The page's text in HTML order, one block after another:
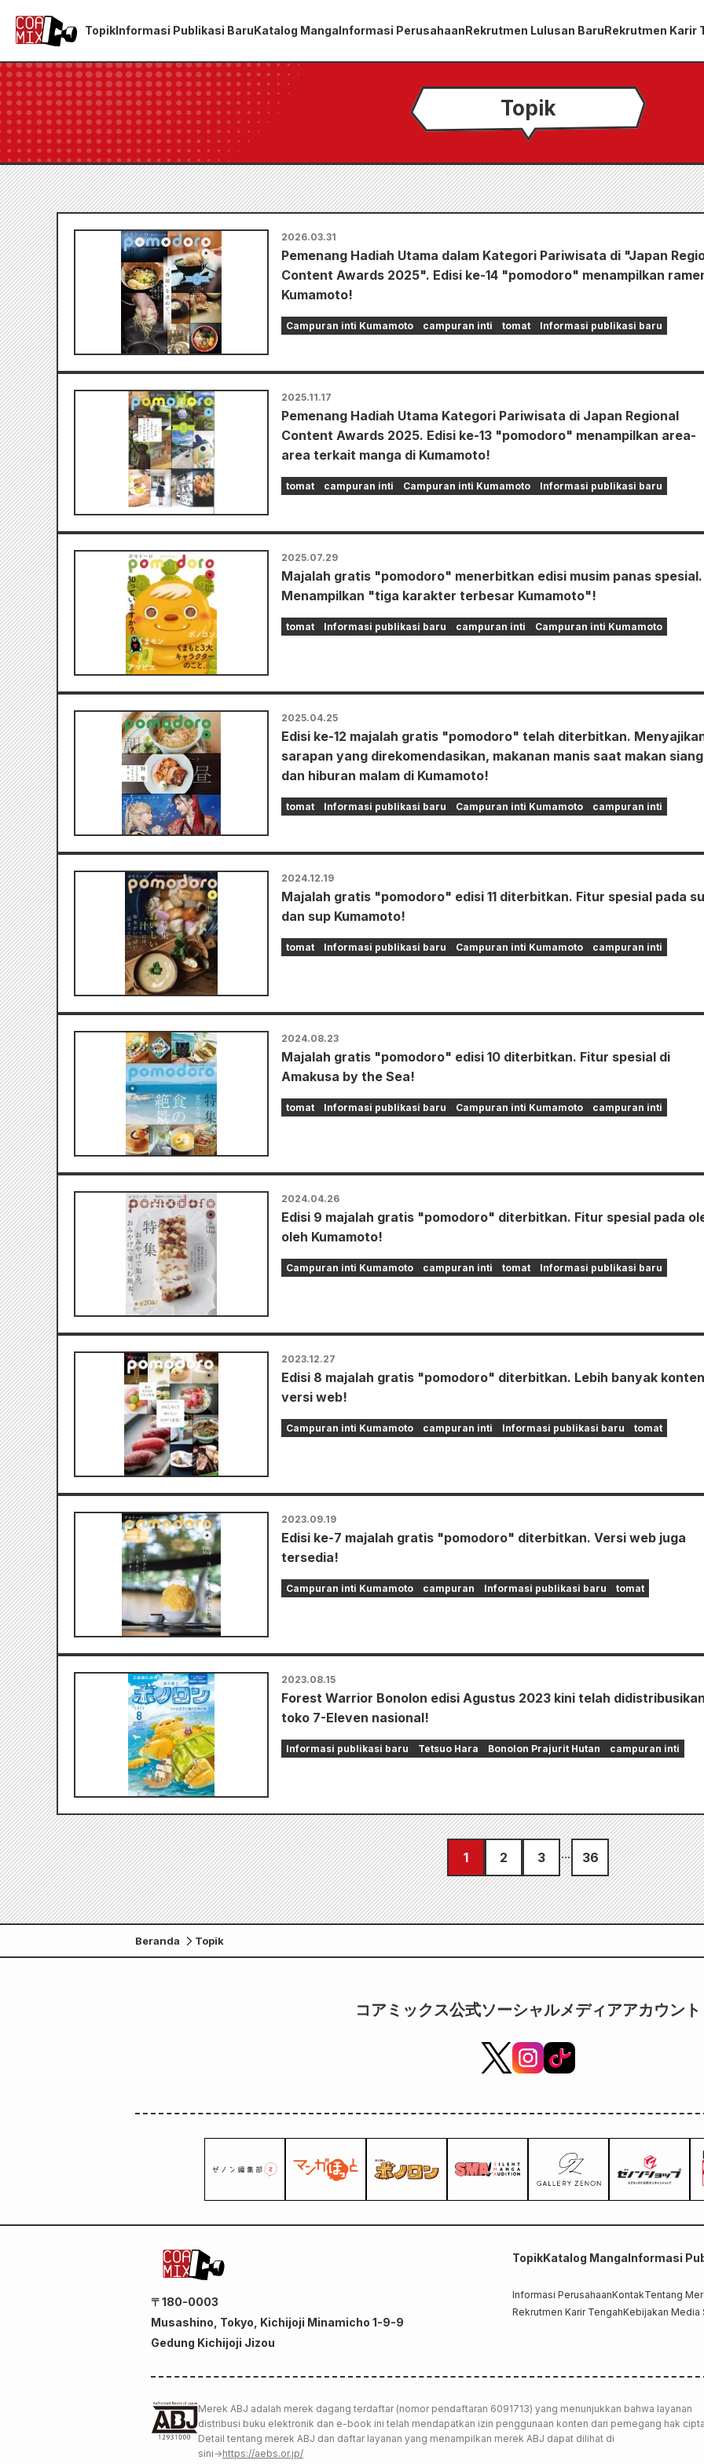
TopikInformasi Publikasi BaruKatalog MangaInformasi PerusahaanRekrutmen Lulusan BaruRekrutmen Karir
Topik
2026.03.31
Pemenang Hadiah Utama dalam Kategori Pariwisata di "Japan
Content Awards 2025". Edisi ke-14 "pomodoro" menampilkan
Kumamoto!
Campuran inti Kumamoto campuran inti tomat Informasi publikasi baru
2025.11.17
Pemenang Hadiah Utama Kategori Pariwisata di Japan Regional
Content Awards 2025. Edisi ke-13 "pomodoro" menampilkan area-
area terkait manga di Kumamoto!
tomat campuran inti Campuran inti Kumamoto Informasi publikasi baru
2025.07.29
Majalah gratis "pomodoro" menerbitkan edisi musim panas spesial.
Menampilkan "tiga karakter terbesar Kumamoto"!
tomat Informasi publikasi baru campuran inti Campuran inti Kumamoto
2025.04.25
Edisi ke-12 majalah gratis "pomodoro" telah diterbitkan.
sarapan yang direkomendasikan, makanan manis saat makan
dan hiburan malam di Kumamoto!
tomat Informasi publikasi baru Campuran inti Kumamoto campuran inti
2024.12.19
Majalah gratis "pomodoro" edisi 11 diterbitkan. Fitur spesial pada
dan sup Kumamoto!
tomat Informasi publikasi baru Campuran inti Kumamoto campuran inti
2024.08.23
Majalah gratis "pomodoro" edisi 10 diterbitkan. Fitur spesial di
Amakusa by the Sea!
tomat Informasi publikasi baru Campuran inti Kumamoto campuran inti
2024.04.26
Edisi 9 majalah gratis "pomodoro" diterbitkan. Fitur spesial pada
oleh Kumamoto!
Campuran inti Kumamoto campuran inti tomat Informasi publikasi baru
2023.12.27
Edisi 8 majalah gratis "pomodoro" diterbitkan. Lebih banyak konten
versi web!
Campuran inti Kumamoto campuran inti Informasi publikasi baru tomat
2023.09.19
Edisi ke-7 majalah gratis "pomodoro" diterbitkan. Versi web juga
tersedia!
Campuran inti Kumamoto campuran Informasi publikasi baru tomat
2023.08.15
Forest Warrior Bonolon edisi Agustus 2023 kini telah
toko 7-Eleven nasional!
Informasi publikasi baru Tetsuo Hara Bonolon Prajurit Hutan campuran inti
1 2 3 36
Beranda Topik
コアミックス公式ソーシャルメディアアカウント
〒180-0003
Musashino, Tokyo, Kichijoji Minamicho 1-9-9
Gedung Kichijoji Jizou
TopikKatalog MangaInformasi
Informasi PerusahaanKontakTentang
Rekrutmen Karir TengahKebijakan Media
Merek ABJ adalah merek dagang terdaftar (nomor pendaftaran 6091713) yang menunjukkan bahwa layanan
distribusi buku elektronik dan e-book ini telah mendapatkan izin penggunaan konten dari pemegang hak
Detail tentang merek ABJ dan daftar layanan yang menampilkan merek ABJ dapat dilihat di
sini→https://aebs.or.jp/